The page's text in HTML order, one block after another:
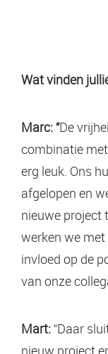
Wat vinden
Marc: “De
combinatie
erg leuk. Ons
afgelopen en
nieuwe project
werken we
invloed op de
van onze
Mart:“Daar